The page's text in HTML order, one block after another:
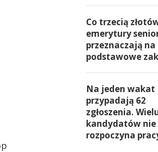
Co trzecią
emerytury
przeznaczają na
podstawowe
Na jeden wakat
przypadają 62
zgłoszenia.
kandydatów nie
rozpoczyna